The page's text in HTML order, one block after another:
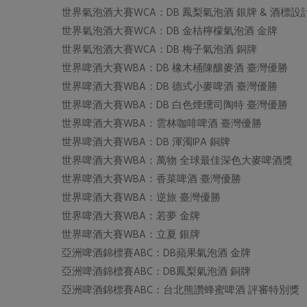
世界氣泡酒大賽WCA：DB 鳳梨氣泡酒 銀牌 & 酒標設
世界氣泡酒大賽WCA：DB 金桔檸檬氣泡酒 金牌
世界氣泡酒大賽WCA：DB 梅子氣泡酒 銅牌
世界啤酒大賽WBA：DB 橡木桶陳釀麥酒 臺灣優勝
世界啤酒大賽WBA：DB 德式小麥啤酒 臺灣優勝
世界啤酒大賽WBA：DB 白色煙燻司陶特 臺灣優勝
世界啤酒大賽WBA：雲林咖啡啤酒 臺灣優勝
世界啤酒大賽WBA：DB 渾濁IPA 銅牌
世界啤酒大賽WBA：萬物 全球最佳深色大麥啤酒獎
世界啤酒大賽WBA：香菜啤酒 臺灣優勝
世界啤酒大賽WBA：逆旅 臺灣優勝
世界啤酒大賽WBA：若夢 金牌
世界啤酒大賽WBA：立夏 銀牌
亞洲啤酒錦標賽ABC：DB蘋果氣泡酒 金牌
亞洲啤酒錦標賽ABC：DB鳳梨氣泡酒 銅牌
亞洲啤酒錦標賽ABC：台北熊讚蜂蜜啤酒 評審特別獎